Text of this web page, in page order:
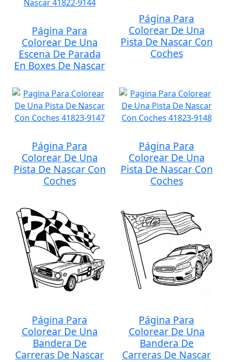
Página Para
Colorear De Una
Escena De Parada
En Boxes De Nascar
Página Para
Colorear De Una
Pista De Nascar Con
Coches
Página Para
Colorear De Una
Pista De Nascar Con
Coches
Página Para
Colorear De Una
Pista De Nascar Con
Coches
Página Para
Colorear De Una
Bandera De
Carreras De Nascar
Página Para
Colorear De Una
Bandera De
Carreras De Nascar